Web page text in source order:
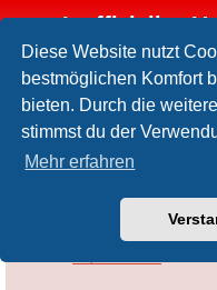
Diese Website nutzt
bestmöglichen Komfort
bieten. Durch die
stimmst du der
Mehr erfahren
Inoffizielles
FAQ
Foren-Übersicht Fernsehen
Störungen und
Bei Empfangsproblemen lohnt sich